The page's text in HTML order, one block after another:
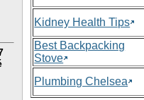
Kidney Health Tips
Best Backpacking
Stove
Plumbing Chelsea